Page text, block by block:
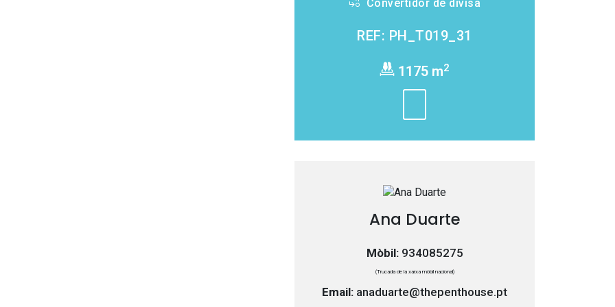
Convertidor de divisa
REF: PH_T019_31
1175 m2
Ana Duarte
Mòbil: 934085275
(Trucada de la xarxa mòbil nacional)
Email: anaduarte@thepenthouse.pt